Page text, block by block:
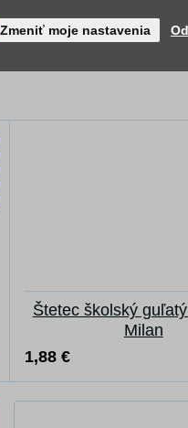
0,38 €
Štetec školský
Milan
1,88 €
Zmeniť moje nastavenia